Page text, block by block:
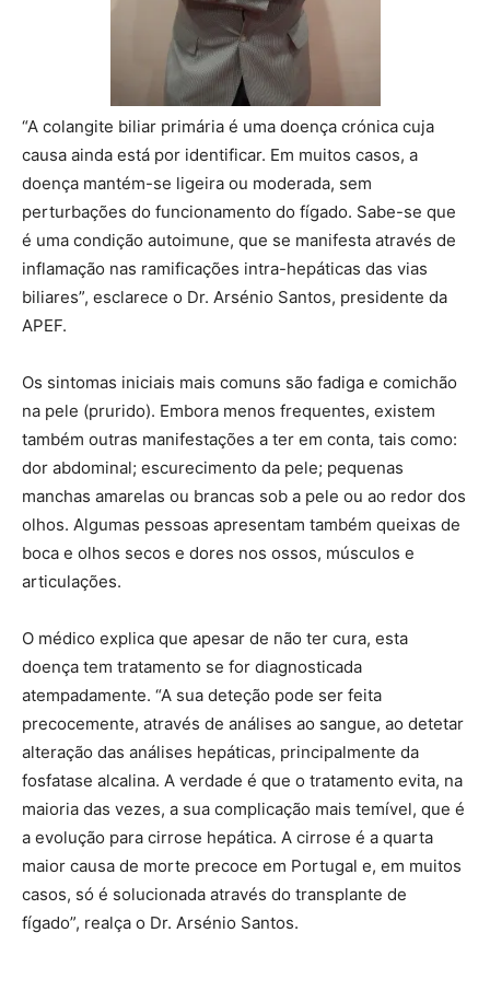
“A colangite biliar primária é uma doença crónica cuja
causa ainda está por identificar. Em muitos casos, a
doença mantém-se ligeira ou moderada, sem
perturbações do funcionamento do fígado. Sabe-se que
é uma condição autoimune, que se manifesta através de
inflamação nas ramificações intra-hepáticas das vias
biliares”, esclarece o Dr. Arsénio Santos, presidente da
APEF.
Os sintomas iniciais mais comuns são fadiga e comichão
na pele (prurido). Embora menos frequentes, existem
também outras manifestações a ter em conta, tais como:
dor abdominal; escurecimento da pele; pequenas
manchas amarelas ou brancas sob a pele ou ao redor dos
olhos. Algumas pessoas apresentam também queixas de
boca e olhos secos e dores nos ossos, músculos e
articulações.
O médico explica que apesar de não ter cura, esta
doença tem tratamento se for diagnosticada
atempadamente. “A sua deteção pode ser feita
precocemente, através de análises ao sangue, ao detetar
alteração das análises hepáticas, principalmente da
fosfatase alcalina. A verdade é que o tratamento evita, na
maioria das vezes, a sua complicação mais temível, que é
a evolução para cirrose hepática. A cirrose é a quarta
maior causa de morte precoce em Portugal e, em muitos
casos, só é solucionada através do transplante de
fígado”, realça o Dr. Arsénio Santos.